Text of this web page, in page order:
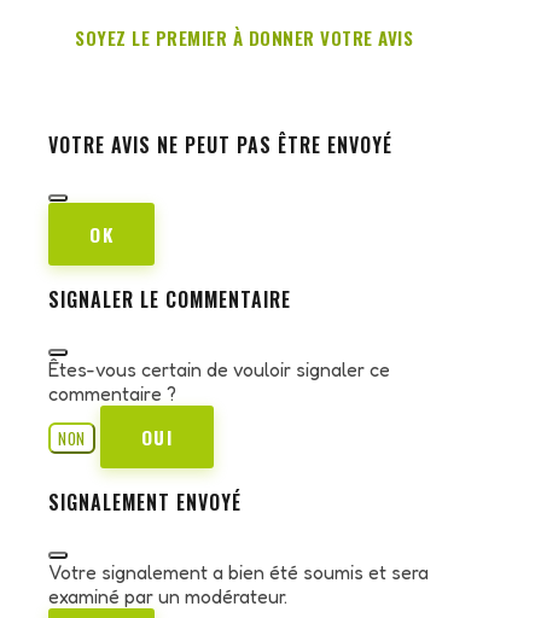
SOYEZ LE PREMIER À DONNER VOTRE AVIS
VOTRE AVIS NE PEUT PAS ÊTRE ENVOYÉ
OK
SIGNALER LE COMMENTAIRE
Êtes-vous certain de vouloir signaler ce
commentaire ?
NON
OUI
SIGNALEMENT ENVOYÉ
Votre signalement a bien été soumis et sera
examiné par un modérateur.